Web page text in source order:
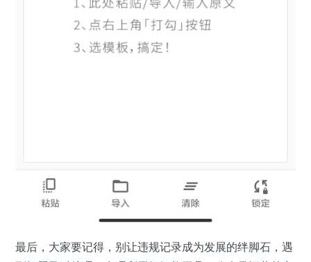
最后，大家要记得，别让违规记录成为发展的绊脚石，遇